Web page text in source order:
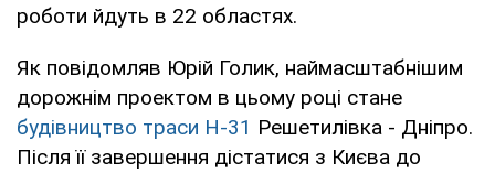
роботи йдуть в 22 областях.
Як повідомляв Юрій Голик, наймасштабнішим
дорожнім проектом в цьому році стане
будівництво траси Н-31 Решетилівка - Дніпро.
Після її завершення дістатися з Києва до